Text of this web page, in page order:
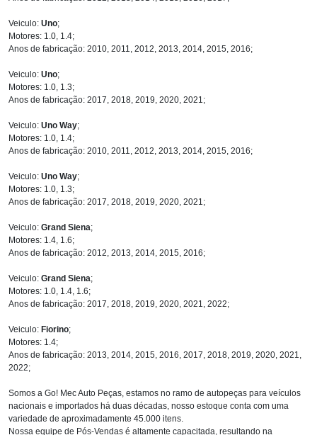
Veiculo: Uno;
Motores: 1.0, 1.4;
Anos de fabricação: 2010, 2011, 2012, 2013, 2014, 2015, 2016;
Veiculo: Uno;
Motores: 1.0, 1.3;
Anos de fabricação: 2017, 2018, 2019, 2020, 2021;
Veiculo: Uno Way;
Motores: 1.0, 1.4;
Anos de fabricação: 2010, 2011, 2012, 2013, 2014, 2015, 2016;
Veiculo: Uno Way;
Motores: 1.0, 1.3;
Anos de fabricação: 2017, 2018, 2019, 2020, 2021;
Veiculo: Grand Siena;
Motores: 1.4, 1.6;
Anos de fabricação: 2012, 2013, 2014, 2015, 2016;
Veiculo: Grand Siena;
Motores: 1.0, 1.4, 1.6;
Anos de fabricação: 2017, 2018, 2019, 2020, 2021, 2022;
Veiculo: Fiorino;
Motores: 1.4;
Anos de fabricação: 2013, 2014, 2015, 2016, 2017, 2018, 2019, 2020, 2021,
2022;
Somos a Go! Mec Auto Peças, estamos no ramo de autopeças para veículos
nacionais e importados há duas décadas, nosso estoque conta com uma
variedade de aproximadamente 45.000 itens.
Nossa equipe de Pós-Vendas é altamente capacitada, resultando na